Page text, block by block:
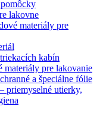
lakovne
materiály pre
kabín
pre lakovanie
a špeciálne fólie
utierky,